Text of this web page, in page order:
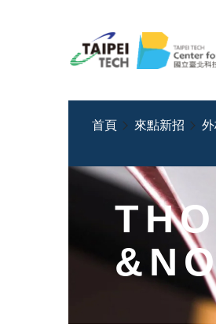
首頁 來點新招